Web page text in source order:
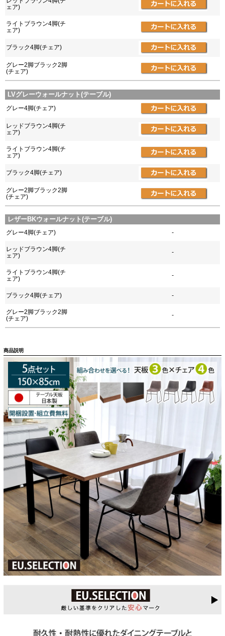
ェア)
ライトブラウン4脚(チ
ェア)
ブラック4脚(チェア)
グレー2脚ブラック2脚
(チェア)
LVグレーウォールナット(テーブル)
グレー4脚(チェア)
レッドブラウン4脚(チ
ェア)
ライトブラウン4脚(チ
ェア)
ブラック4脚(チェア)
グレー2脚ブラック2脚
(チェア)
レザーBKウォールナット(テーブル)
グレー4脚(チェア) -
レッドブラウン4脚(チ
ェア)
-
ライトブラウン4脚(チ
ェア)
-
ブラック4脚(チェア) -
グレー2脚ブラック2脚
(チェア)
-
商品説明